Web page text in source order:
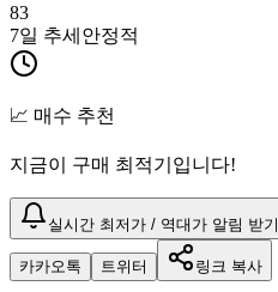
83
7일 추세 안정적
📈 매수 추천
지금이 구매 최적기입니다!
실시간 최저가 / 역대가 알림 받기
카카오톡 트위터 링크 복사